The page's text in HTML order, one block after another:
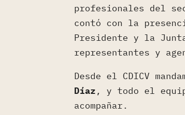
profesionales del
contó con la
Presidente y la
representantes y
Desde el CDICV
Díaz , y todo el
acompañar.